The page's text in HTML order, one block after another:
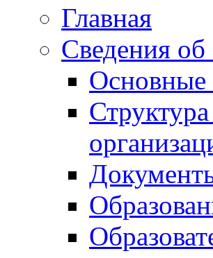
Главная
Сведения об
Основные